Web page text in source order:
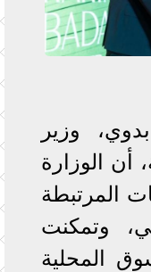
وزير
أن الوزارة
المرتبطة
وتمكنت
المحلية